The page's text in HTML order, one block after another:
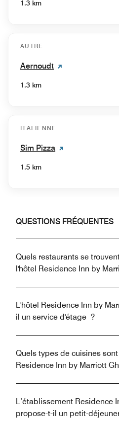
1.3 km
AUTRE
Aernoudt
1.3 km
ITALIENNE
Sim Pizza
1.5 km
QUESTIONS FRÉQUENTES
Quels restaurants se
l'hôtel Residence Inn by
L'hôtel Residence Inn by
il un service d'étage ?
Quels types de cuisines
Residence Inn by Marriott
L’établissement Residence
propose-t-il un petit-